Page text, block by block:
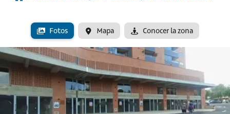
Fotos Mapa Conocer la zona